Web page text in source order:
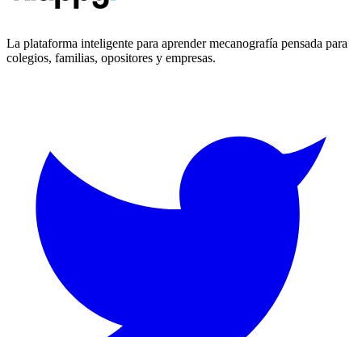
La plataforma inteligente para aprender mecanografía pensada para
colegios, familias, opositores y empresas.